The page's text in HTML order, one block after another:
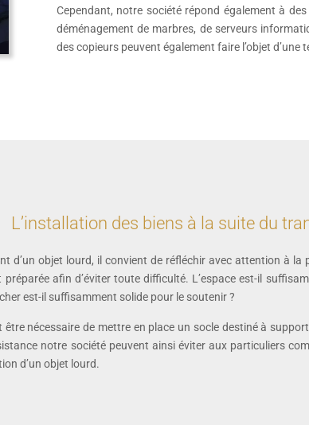
Cependant, notre société répond également à
déménagement de marbres, de serveurs
des copieurs peuvent également faire l’objet d’une
L’installation des biens à la suite du
d’un objet lourd, il convient de réfléchir avec attention à la
afin d’éviter toute difficulté. L’espace est-il
est-il suffisamment solide pour le soutenir ?
nécessaire de mettre en place un socle destiné à
notre société peuvent ainsi éviter aux particuliers
d’un objet lourd.